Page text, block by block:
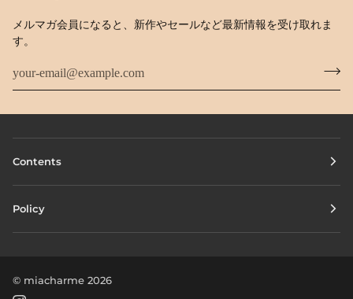
メルマガ会員になると、新作やセールなど最新情報を受け取れま
す。
Contents
Policy
© miacharme 2026